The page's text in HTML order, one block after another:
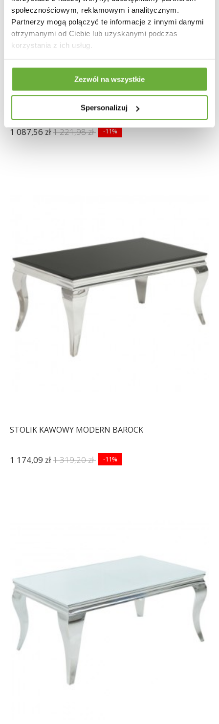
społecznościowym, reklamowym i analitycznym.
Partnerzy mogą połączyć te informacje z innymi danymi
otrzymanymi od Ciebie lub uzyskanymi podczas
korzystania z ich usług.
Zezwól na wszystkie
Spersonalizuj
STOLIK KAWOWY MAMMUT X AKACJA
1 087,56 zł1 221,98 zł -11%
STOLIK KAWOWY MODERN BAROCK
1 174,09 zł1 319,20 zł -11%